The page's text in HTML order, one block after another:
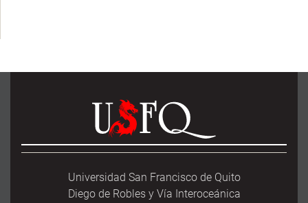
Universidad San Francisco de Quito
Diego de Robles y Vía Interoceánica